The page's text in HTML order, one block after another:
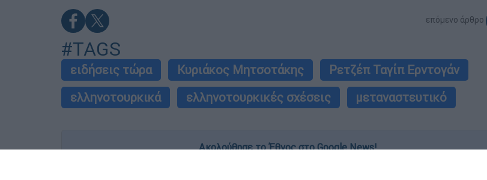
επόμενο άρθρο
#TAGS
ειδήσεις τώρα Κυριάκος Μητσοτάκης
Ρετζέπ Ταγίπ Ερντογάν
ελληνοτουρκικά
ελληνοτουρκικές σχέσεις μεταναστευτικό
Ακολούθησε το Έθνος στο Google News!